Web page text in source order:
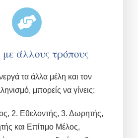
με άλλους τρόπους
τα άλλα μέλη και τον
μπορείς να γίνεις:
2. Εθελοντής, 3. Δωρητής,
και Επίτιμο Μέλος,